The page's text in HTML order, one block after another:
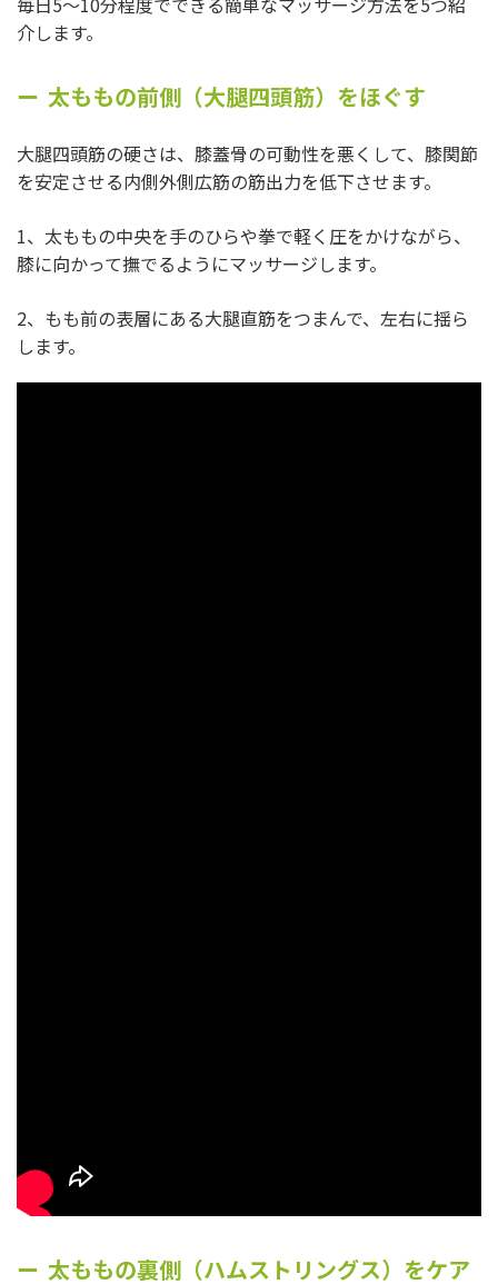
介します。
太ももの前側（大腿四頭筋）をほぐす
大腿四頭筋の硬さは、膝蓋骨の可動性を悪くして、膝関節
を安定させる内側外側広筋の筋出力を低下させます。
1、太ももの中央を手のひらや拳で軽く圧をかけながら、
膝に向かって撫でるようにマッサージします。
2、もも前の表層にある大腿直筋をつまんで、左右に揺ら
します。
太ももの裏側（ハムストリングス）をケア